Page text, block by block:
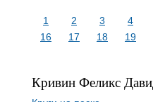
1 2 3 4
16
17 18 19
Кривин Феликс